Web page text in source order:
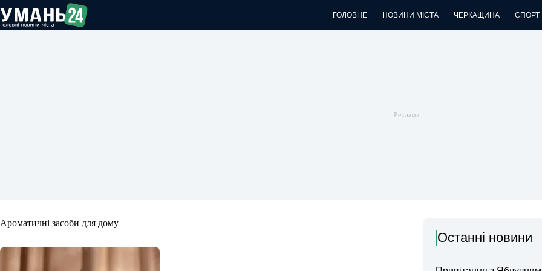
до
вмісту
ГОЛОВНЕ НОВИНИ МІСТА ЧЕРКАЩИНА СПОРТ
Ароматичні засоби для дому
Останні новини